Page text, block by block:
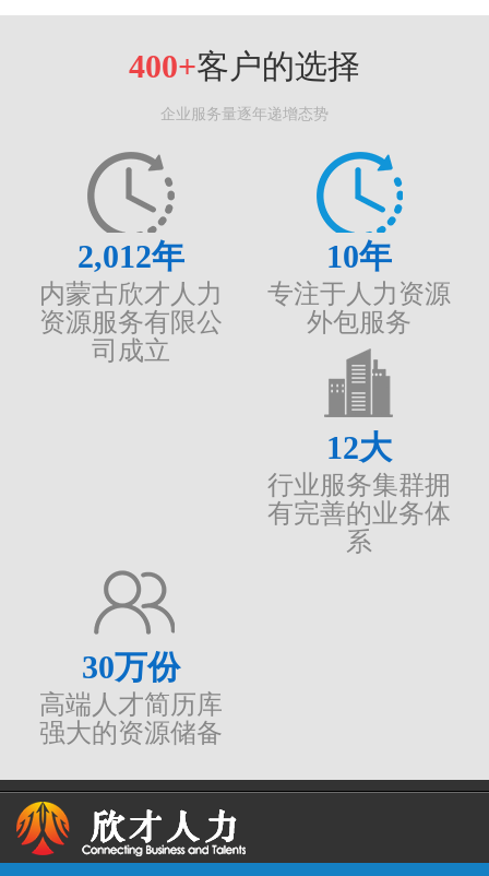
400+客户的选择
企业服务量逐年递增态势
2,012年
内蒙古欣才人力
资源服务有限公
司成立
10年
专注于人力资源
外包服务
12大
行业服务集群拥
有完善的业务体
系
30万份
高端人才简历库
强大的资源储备